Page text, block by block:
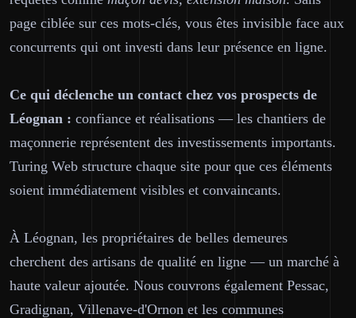
page ciblée sur ces mots-clés, vous êtes invisible face aux
concurrents qui ont investi dans leur présence en ligne.
Ce qui déclenche un contact chez vos prospects de
Léognan : confiance et réalisations — les chantiers de
maçonnerie représentent des investissements importants.
Turing Web structure chaque site pour que ces éléments
soient immédiatement visibles et convaincants.
À Léognan, les propriétaires de belles demeures
cherchent des artisans de qualité en ligne — un marché à
haute valeur ajoutée. Nous couvrons également Pessac,
Gradignan, Villenave-d'Ornon et les communes